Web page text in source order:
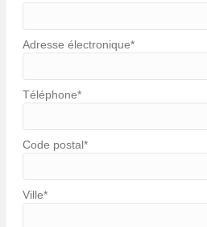
Adresse électronique*
Téléphone*
Code postal*
Ville*